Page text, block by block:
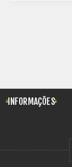
INFORMAÇÕES